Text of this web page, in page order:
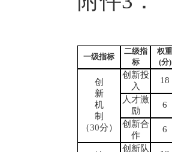
一级指标
二级指
标
权重
(分)
创
新
机
制
（30分）
创新投
入
18
人才激
励
6
创新合
作
6
创新队